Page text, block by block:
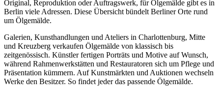
Original, Reproduktion oder Auftragswerk, für Ölgemälde gibt es in
Berlin viele Adressen. Diese Übersicht bündelt Berliner Orte rund
um Ölgemälde.
Galerien, Kunsthandlungen und Ateliers in Charlottenburg, Mitte
und Kreuzberg verkaufen Ölgemälde von klassisch bis
zeitgenössisch. Künstler fertigen Porträts und Motive auf Wunsch,
während Rahmenwerkstätten und Restauratoren sich um Pflege und
Präsentation kümmern. Auf Kunstmärkten und Auktionen wechseln
Werke den Besitzer. So findet jeder das passende Ölgemälde.